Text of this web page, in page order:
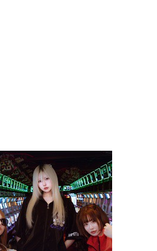
女性演者さん「指が気になって
は不向き」とインスタで言われ